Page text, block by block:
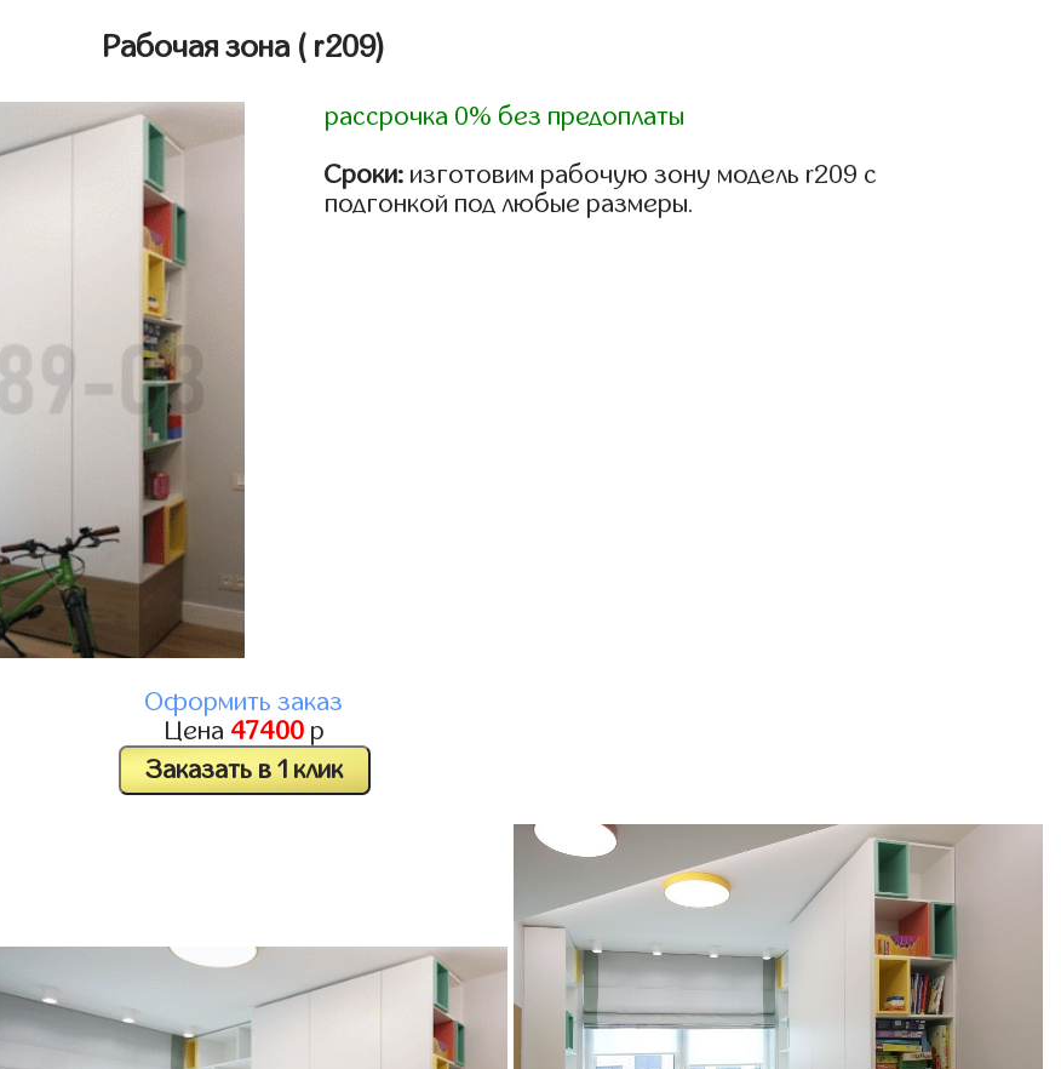
Рабочая зона ( r209)
рассрочка 0% без предоплаты
Сроки: изготовим рабочую зону модель r209 с
подгонкой под любые размеры.
Оформить заказ
Цена 47400р
Заказать в 1 клик